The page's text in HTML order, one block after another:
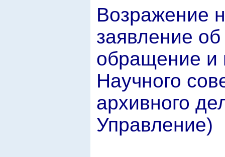
Возражение
заявление об
обращение и
Научного
архивного
Управление)